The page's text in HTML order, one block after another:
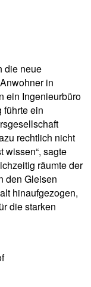
die neue
in
ein Ingenieurbüro
führte ein
rechtlich nicht
wissen“, sagte
räumte der
den Gleisen
hinaufgezogen,
die starken